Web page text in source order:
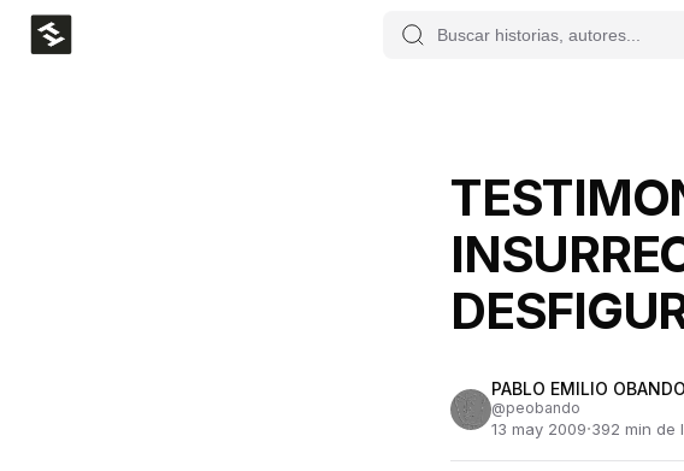
PABLO EMILIO
@peobando
13 may 2009·392 min de